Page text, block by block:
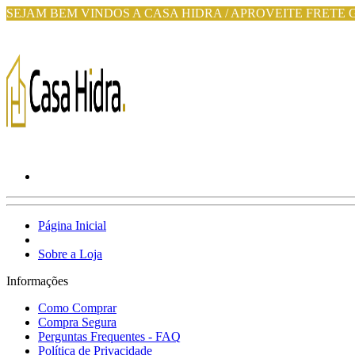
SEJAM BEM VINDOS A CASA HIDRA / APROVEITE FRETE
Página Inicial
Sobre a Loja
Informações
Como Comprar
Compra Segura
Perguntas Frequentes - FAQ
Política de Privacidade